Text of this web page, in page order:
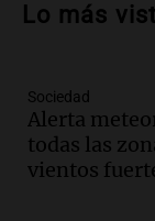
mejorar
Audio.
en
Panorama
Lo más
Sociedad
Alerta
todas las
vientos